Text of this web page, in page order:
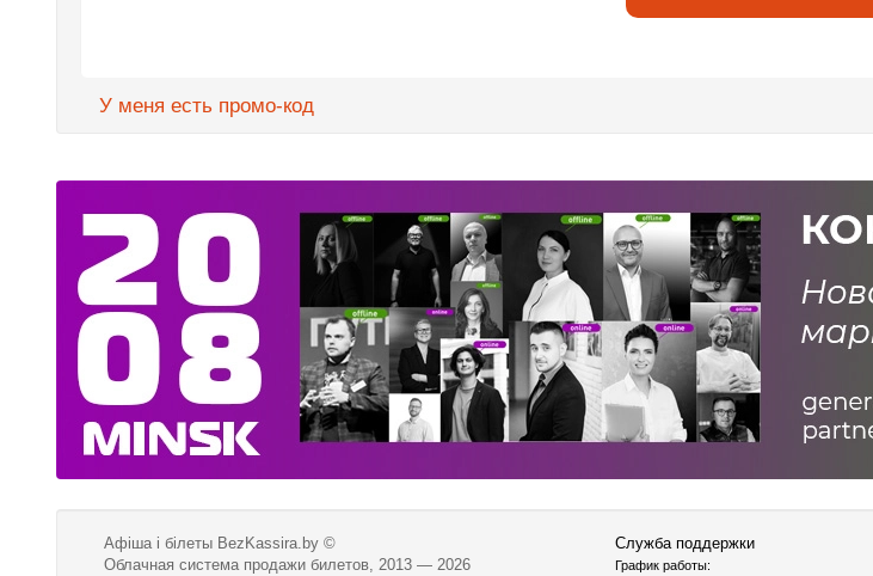
У меня есть промо-код
Афіша і білеты BezKassira.by ©
Облачная система продажи билетов, 2013 — 2026
Служба поддержки
График работы: